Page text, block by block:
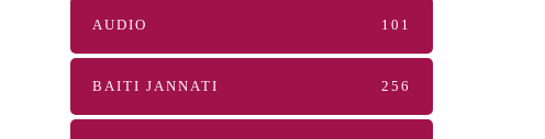
AUDIO 101
BAITI JANNATI 256